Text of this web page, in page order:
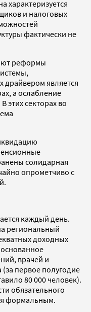
характеризуется
и налоговых
фактически не
реформы
драйвером является
а ослабление
этих секторах во
солидарная
опрометчиво с
каждый день.
региональный
доходных
врачей и
первое полугодие
80 000 человек).
обязательного
формальным.